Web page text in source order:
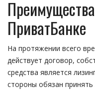
ПриватБанке
На протяжении всего
действует договор,
средства является
стороны обязан